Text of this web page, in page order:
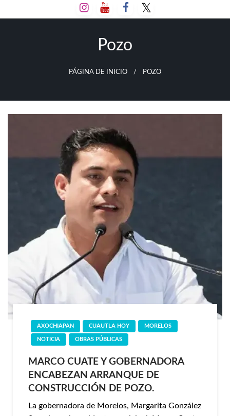
al
Pozo
PÁGINA DE INICIO POZO
AXOCHIAPAN CUAUTLA HOY MORELOS
NOTICIA OBRAS PÚBLICAS
MARCO CUATE Y GOBERNADORA
ENCABEZAN ARRANQUE DE
CONSTRUCCIÓN DE POZO.
La gobernadora de Morelos, Margarita González